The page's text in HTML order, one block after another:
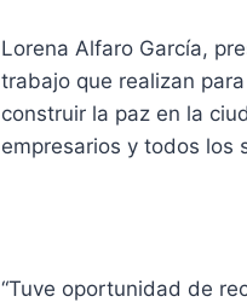
Lorena Alfaro García,
trabajo que realizan
construir la paz en la
empresarios y todos los
“Tuve oportunidad de